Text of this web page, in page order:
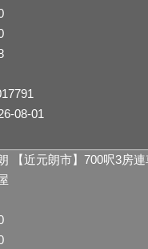
08-01
【近元朗市】700呎3房連